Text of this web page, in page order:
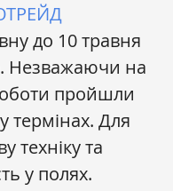
до 10 травня
Незважаючи на
пройшли
термінах. Для
техніку та
у полях.